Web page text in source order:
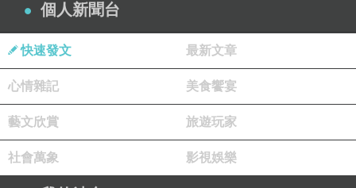
AI 配糖
機械手搖飲
咖啡機器人
未來：
一人可管理多台飲料機。
尤其連鎖飲料店會大量導入。
個人新聞台
快速發文 最新文章
心情雜記 美食饗宴
藝文欣賞 旅遊玩家
社會萬象 影視娛樂